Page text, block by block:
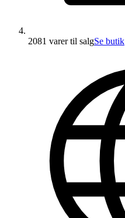
2081 varertil salgSe butik